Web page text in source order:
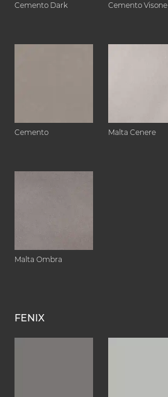
Cemento Dark Cemento Visone
Cemento Malta Cenere
Malta Ombra
FENIX